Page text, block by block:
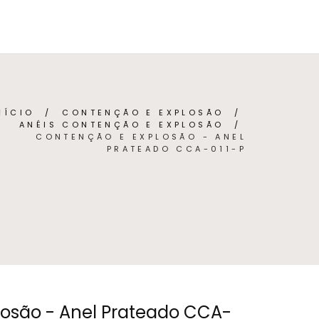
/ CONTENÇÃO E EXPLOSÃO
/
ANÉIS CONTENÇÃO E EXPLOSÃO
/
CONTENÇÃO E EXPLOSÃO - ANEL
PRATEADO CCA-011-P
- Anel Prateado CCA-